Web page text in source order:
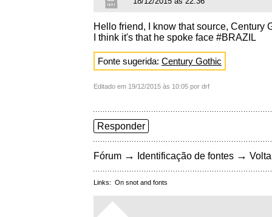
Hello friend, I know that source, Century
I think it's that he spoke face #BRAZIL
Fonte sugerida: Century Gothic
Editado em 19/12/2015 às 10:05 por drf
Responder
Fórum → Identificação de fontes →
Links: On snot and fonts